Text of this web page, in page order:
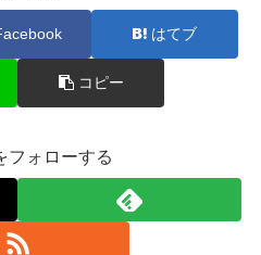
はてブ
コピー
フォローする